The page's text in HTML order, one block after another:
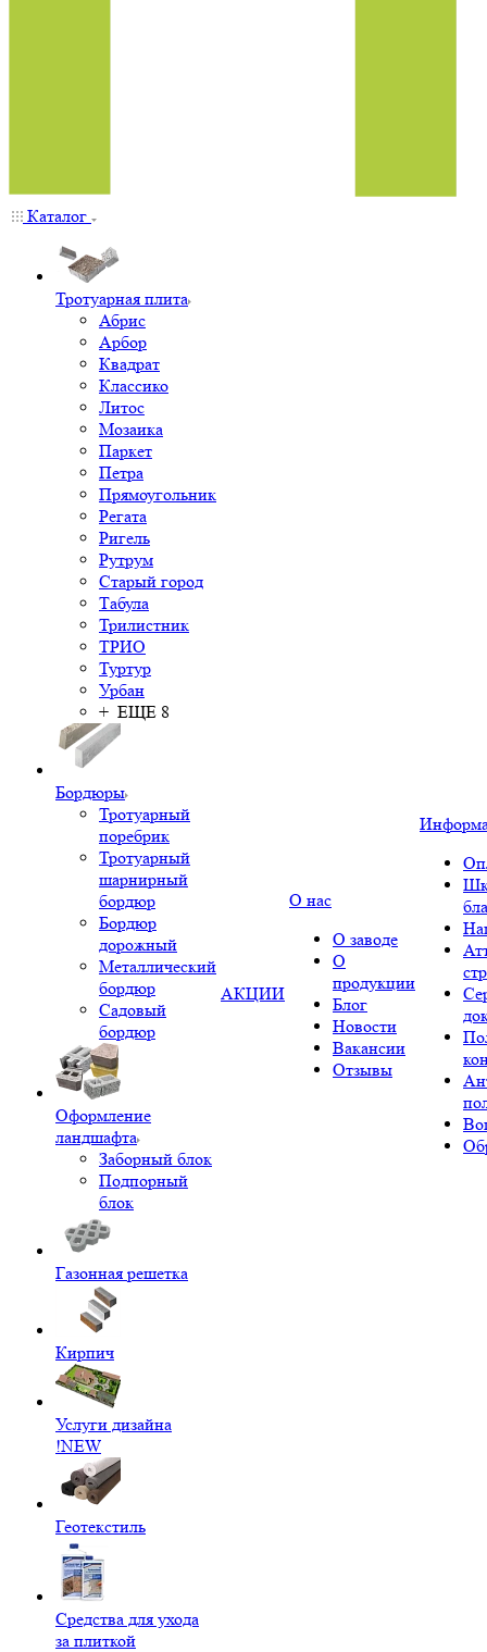
Каталог
Тротуарная плита
Абрис
Арбор
Квадрат
Классико
Литос
Мозаика
Паркет
Петра
Прямоугольник
Регата
Ригель
Рутрум
Старый город
Табула
Трилистник
ТРИО
Туртур
Урбан
+ ЕЩЕ 8
Бордюры
Тротуарный
поребрик
Тротуарный
шарнирный
бордюр
Бордюр
дорожный
Металлический
бордюр
Садовый
бордюр
Оформление
ландшафта
Заборный блок
Подпорный
блок
Газонная решетка
Кирпич
Услуги дизайна
!NEW
Геотекстиль
Средства для ухода
за плиткой
АКЦИИ
О нас
О заводе
О
продукции
Блог
Новости
Вакансии
Отзывы